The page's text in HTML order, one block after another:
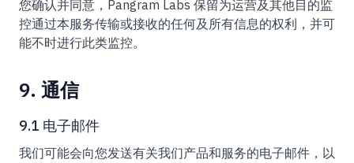
您确认并同意，Pangram Labs 保留为运营及其他目的监
控通过本服务传输或接收的任何及所有信息的权利，并可
能不时进行此类监控。
9. 通信
9.1 电子邮件
我们可能会向您发送有关我们产品和服务的电子邮件，以